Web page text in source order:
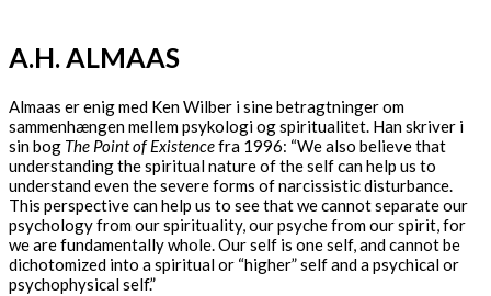
A.H. ALMAAS
Almaas er enig med Ken Wilber i sine betragtninger om
sammenhængen mellem psykologi og spiritualitet. Han skriver i
sin bog The Point of Existencefra 1996: “We also believe that
understanding the spiritual nature of the self can help us to
understand even the severe forms of narcissistic disturbance.
This perspective can help us to see that we cannot separate our
psychology from our spirituality, our psyche from our spirit, for
we are fundamentally whole. Our self is one self, and cannot be
dichotomized into a spiritual or “higher” self and a psychical or
psychophysical self.”